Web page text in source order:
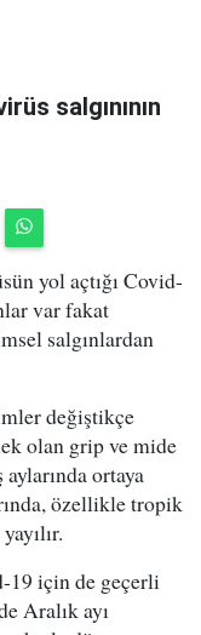
salgınının
yol açtığı Covid-
var fakat
salgınlardan
değiştikçe
olan grip ve mide
ortaya
özellikle tropik
19 için de geçerli
Aralık ayı